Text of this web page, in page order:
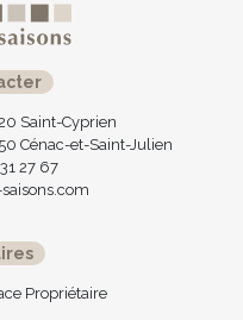
Saint-Cyprien
Cénac-et-Saint-Julien
27 67
Propriétaire